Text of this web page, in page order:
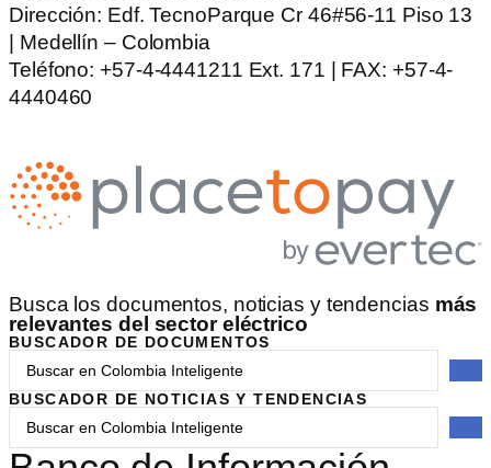
Dirección: Edf. TecnoParque Cr 46#56-11 Piso 13
| Medellín – Colombia
Teléfono: +57-4-4441211 Ext. 171 | FAX: +57-4-
4440460
Busca los documentos, noticias y tendencias más
relevantes del sector eléctrico
BUSCADOR DE DOCUMENTOS
BUSCADOR DE NOTICIAS Y TENDENCIAS